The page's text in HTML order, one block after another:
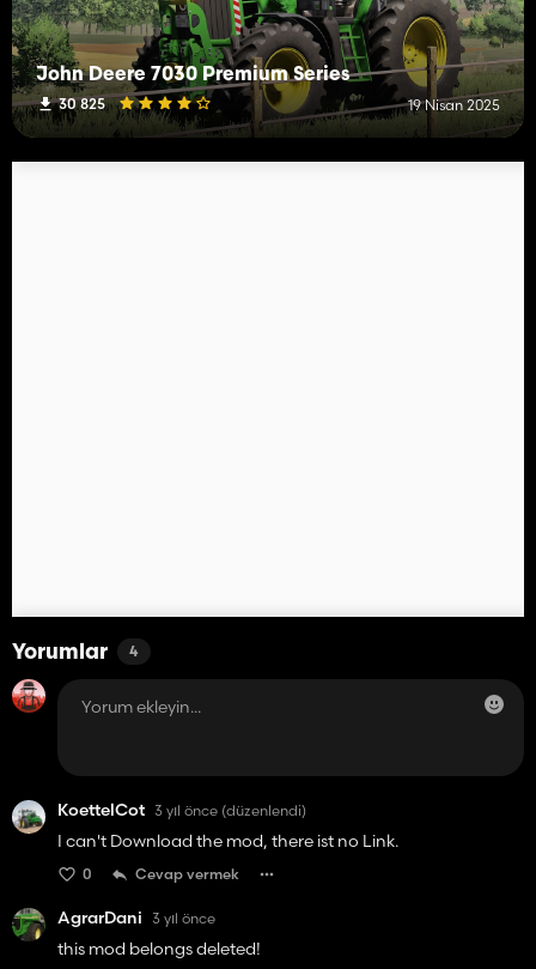
John Deere 7030 Premium Series
30 825 19 Nisan 2025
Yorumlar 4
KoettelCot 3 yıl önce (düzenlendi)
I can't Download the mod, there ist no Link.
0 Cevap vermek
AgrarDani 3 yıl önce
this mod belongs deleted!